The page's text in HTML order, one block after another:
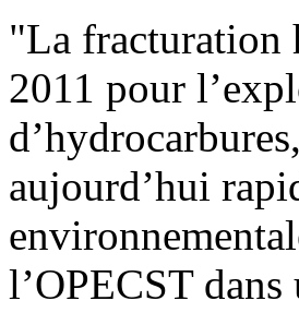
"La fracturation
2011 pour
aujourd’hui
l’OPECST